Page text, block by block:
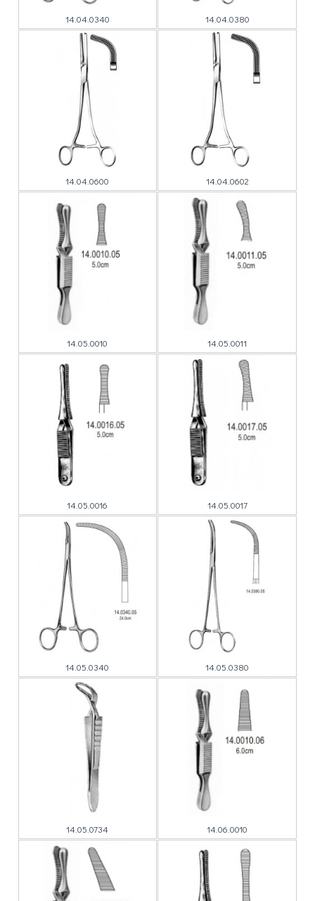
14.04.0340 14.04.0380
14.04.0600 14.04.0602
14.05.0010 14.05.0011
14.05.0016 14.05.0017
14.05.0340 14.05.0380
14.05.0734 14.06.0010